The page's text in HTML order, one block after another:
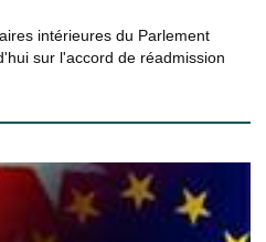
intérieures du Parlement
sur l'accord de réadmission